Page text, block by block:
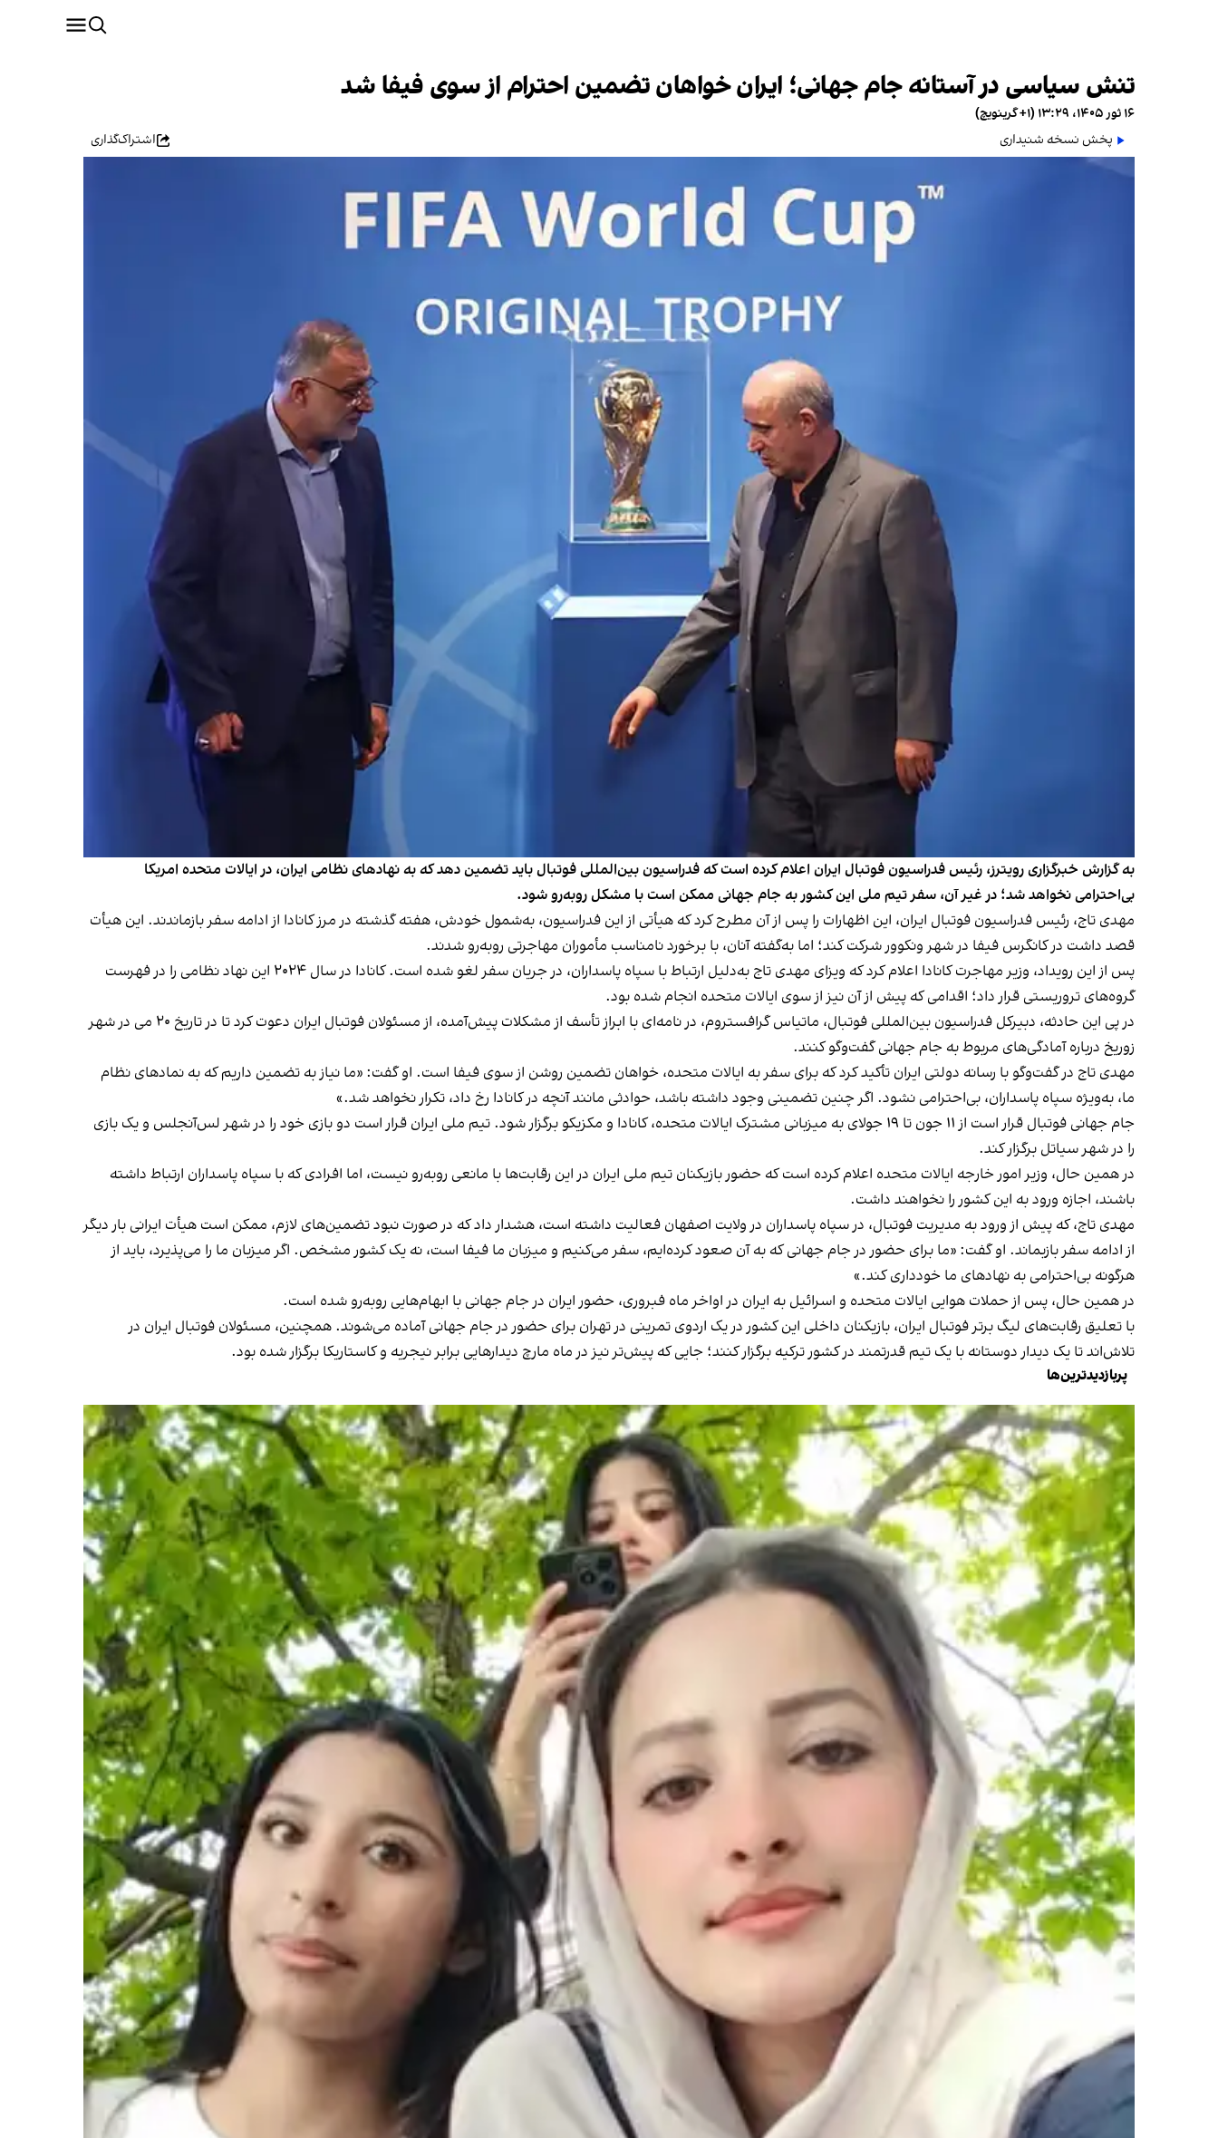
تنش سیاسی در آستانه جام جهانی؛ ایران خواهان تضمین احترام از سوی فیفا شد
۱۶ ثور ۱۴۰۵، ۱۳:۲۹ (‎+۱ گرینویچ)
پخش نسخه شنیداری
اشتراک‌گذاری
به گزارش خبرگزاری رویترز، رئیس فدراسیون فوتبال ایران اعلام کرده است که فدراسیون بین‌المللی فوتبال باید تضمین دهد که به نهادهای نظامی ایران، در ایالات متحده امریکا
بی‌احترامی نخواهد شد؛ در غیر آن، سفر تیم ملی این کشور به جام جهانی ممکن است با مشکل روبه‌رو شود.
مهدی تاج، رئیس فدراسیون فوتبال ایران، این اظهارات را پس از آن مطرح کرد که هیأتی از این فدراسیون، به‌شمول خودش، هفته گذشته در مرز کانادا از ادامه سفر بازماندند. این هیأت
قصد داشت در کانگرس فیفا در شهر ونکوور شرکت کند؛ اما به‌گفته آنان، با برخورد نامناسب مأموران مهاجرتی روبه‌رو شدند.
پس از این رویداد، وزیر مهاجرت کانادا اعلام کرد که ویزای مهدی تاج به‌دلیل ارتباط با سپاه پاسداران، در جریان سفر لغو شده است. کانادا در سال ۲۰۲۴ این نهاد نظامی را در فهرست
گروه‌های تروریستی قرار داد؛ اقدامی که پیش از آن نیز از سوی ایالات متحده انجام شده بود.
در پی این حادثه، دبیرکل فدراسیون بین‌المللی فوتبال، ماتیاس گرافستروم، در نامه‌ای با ابراز تأسف از مشکلات پیش‌آمده، از مسئولان فوتبال ایران دعوت کرد تا در تاریخ ۲۰ می در شهر
زوریخ درباره آمادگی‌های مربوط به جام جهانی گفت‌وگو کنند.
مهدی تاج در گفت‌وگو با رسانه دولتی ایران تأکید کرد که برای سفر به ایالات متحده، خواهان تضمین روشن از سوی فیفا است. او گفت: «ما نیاز به تضمین داریم که به نمادهای نظام
ما، به‌ویژه سپاه پاسداران، بی‌احترامی نشود. اگر چنین تضمینی وجود داشته باشد، حوادثی مانند آنچه در کانادا رخ داد، تکرار نخواهد شد.»
جام جهانی فوتبال قرار است از ۱۱ جون تا ۱۹ جولای به میزبانی مشترک ایالات متحده، کانادا و مکزیکو برگزار شود. تیم ملی ایران قرار است دو بازی خود را در شهر لس‌آنجلس و یک بازی
را در شهر سیاتل برگزار کند.
در همین حال، وزیر امور خارجه ایالات متحده اعلام کرده است که حضور بازیکنان تیم ملی ایران در این رقابت‌ها با مانعی روبه‌رو نیست، اما افرادی که با سپاه پاسداران ارتباط داشته
باشند، اجازه ورود به این کشور را نخواهند داشت.
مهدی تاج، که پیش از ورود به مدیریت فوتبال، در سپاه پاسداران در ولایت اصفهان فعالیت داشته است، هشدار داد که در صورت نبود تضمین‌های لازم، ممکن است هیأت ایرانی بار دیگر
از ادامه سفر بازبماند. او گفت: «ما برای حضور در جام جهانی که به آن صعود کرده‌ایم، سفر می‌کنیم و میزبان ما فیفا است، نه یک کشور مشخص. اگر میزبان ما را می‌پذیرد، باید از
هرگونه بی‌احترامی به نهادهای ما خودداری کند.»
در همین حال، پس از حملات هوایی ایالات متحده و اسرائیل به ایران در اواخر ماه فبروری، حضور ایران در جام جهانی با ابهام‌هایی روبه‌رو شده است.
با تعلیق رقابت‌های لیگ برتر فوتبال ایران، بازیکنان داخلی این کشور در یک اردوی تمرینی در تهران برای حضور در جام جهانی آماده می‌شوند. همچنین، مسئولان فوتبال ایران در
تلاش‌اند تا یک دیدار دوستانه با یک تیم قدرتمند در کشور ترکیه برگزار کنند؛ جایی که پیش‌تر نیز در ماه مارچ دیدارهایی برابر نیجریه و کاستاریکا برگزار شده بود.
پربازدیدترین‌ها